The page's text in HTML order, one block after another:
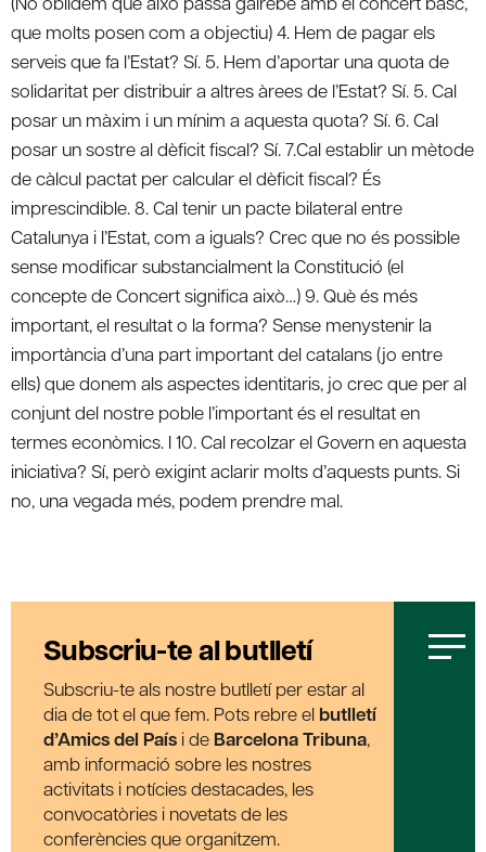
que molts posen com a objectiu) 4. Hem de pagar els
serveis que fa l’Estat? Sí. 5. Hem d’aportar una quota de
solidaritat per distribuir a altres àrees de l’Estat? Sí. 5. Cal
posar un màxim i un mínim a aquesta quota? Sí. 6. Cal
posar un sostre al dèficit fiscal? Sí. 7.Cal establir un mètode
de càlcul pactat per calcular el dèficit fiscal? És
imprescindible. 8. Cal tenir un pacte bilateral entre
Catalunya i l’Estat, com a iguals? Crec que no és possible
sense modificar substancialment la Constitució (el
concepte de Concert significa això…) 9. Què és més
important, el resultat o la forma? Sense menystenir la
importància d’una part important del catalans (jo entre
ells) que donem als aspectes identitaris, jo crec que per al
conjunt del nostre poble l’important és el resultat en
termes econòmics. I 10. Cal recolzar el Govern en aquesta
iniciativa? Sí, però exigint aclarir molts d’aquests punts. Si
no, una vegada més, podem prendre mal.
Subscriu-te al butlletí
Subscriu-te als nostre butlletí per estar al
dia de tot el que fem. Pots rebre el butlletí
d’Amics del País i de Barcelona Tribuna,
amb informació sobre les nostres
activitats i notícies destacades, les
convocatòries i novetats de les
conferències que organitzem.